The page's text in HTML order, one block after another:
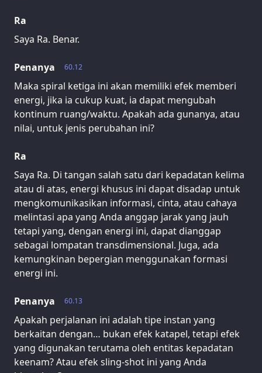
Ra
Saya Ra. Benar.
60.12
Penanya
Maka spiral ketiga ini akan memiliki efek memberi
energi, jika ia cukup kuat, ia dapat mengubah
kontinum ruang/waktu. Apakah ada gunanya, atau
nilai, untuk jenis perubahan ini?
Ra
Saya Ra. Di tangan salah satu dari kepadatan kelima
atau di atas, energi khusus ini dapat disadap untuk
mengkomunikasikan informasi, cinta, atau cahaya
melintasi apa yang Anda anggap jarak yang jauh
tetapi yang, dengan energi ini, dapat dianggap
sebagai lompatan transdimensional. Juga, ada
kemungkinan bepergian menggunakan formasi
energi ini.
60.13
Penanya
Apakah perjalanan ini adalah tipe instan yang
berkaitan dengan… bukan efek katapel, tetapi efek
yang digunakan terutama oleh entitas kepadatan
keenam? Atau efek sling-shot ini yang Anda